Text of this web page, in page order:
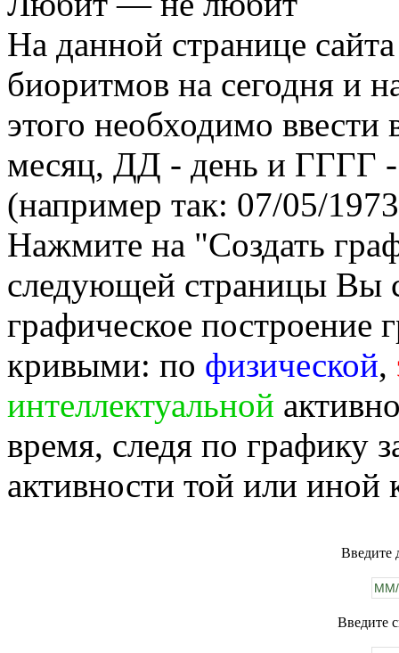
На данной странице
биоритмов на сегодня и
этого необходимо
месяц, ДД - день и ГГГГ -
(например так: 07/05/
Нажмите на "Создать
следующей страницы Вы
графическое построение
кривыми: по физической,
интеллектуальной
время, следя по графику
активности той или иной
Введите
Введите